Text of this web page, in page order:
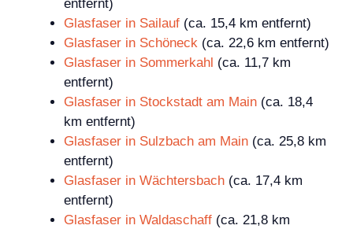
entfernt)
Glasfaser in Sailauf (ca. 15,4 km entfernt)
Glasfaser in Schöneck (ca. 22,6 km entfernt)
Glasfaser in Sommerkahl (ca. 11,7 km
entfernt)
Glasfaser in Stockstadt am Main (ca. 18,4
km entfernt)
Glasfaser in Sulzbach am Main (ca. 25,8 km
entfernt)
Glasfaser in Wächtersbach (ca. 17,4 km
entfernt)
Glasfaser in Waldaschaff (ca. 21,8 km